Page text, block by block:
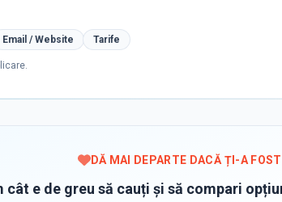
Email / Website Tarife
DĂ MAI DEPARTE DACĂ ȚI-A
cât e de greu să cauți și să compari